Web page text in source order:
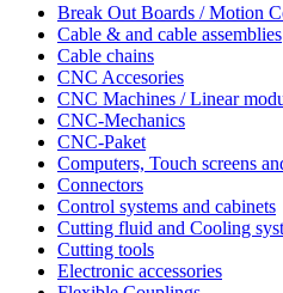
Break Out Boards / Motion
Cable & and cable assemblies
Cable chains
CNC Accesories
CNC Machines / Linear
CNC-Mechanics
CNC-Paket
Computers, Touch screens
Connectors
Control systems and cabinets
Cutting fluid and Cooling
Cutting tools
Electronic accessories